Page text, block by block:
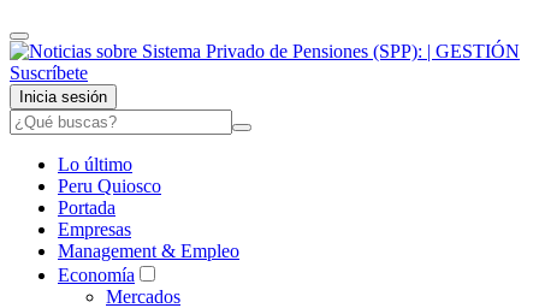
Suscríbete
Inicia sesión
Lo último
Peru Quiosco
Portada
Empresas
Management & Empleo
Economía
Mercados